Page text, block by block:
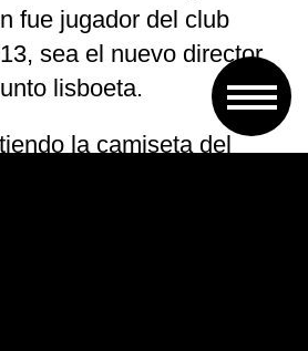
fue jugador del club
sea el nuevo director
lisboeta.
la camiseta del